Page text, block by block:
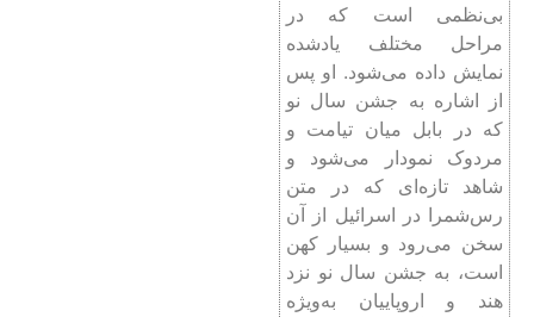
بی‌نظمی است که در
مراحل مختلف یاد‌شده
نمایش داده می‌شود. او پس
از اشاره به جشن سال نو
که در بابل میان تیامت و
مردوک نمودار می‌شود و
شاهد تازه‌ای که در متن
رس‌شمرا در اسرائیل از آن
سخن می‌رود و بسیار کهن
است، به جشن سال نو نزد
هند و اروپاییان به‌ویژه